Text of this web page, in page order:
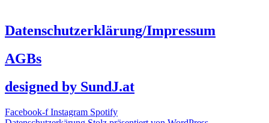
Datenschutzerklärung/Impressum
AGBs
designed by SundJ.at
Facebook-f Instagram Spotify